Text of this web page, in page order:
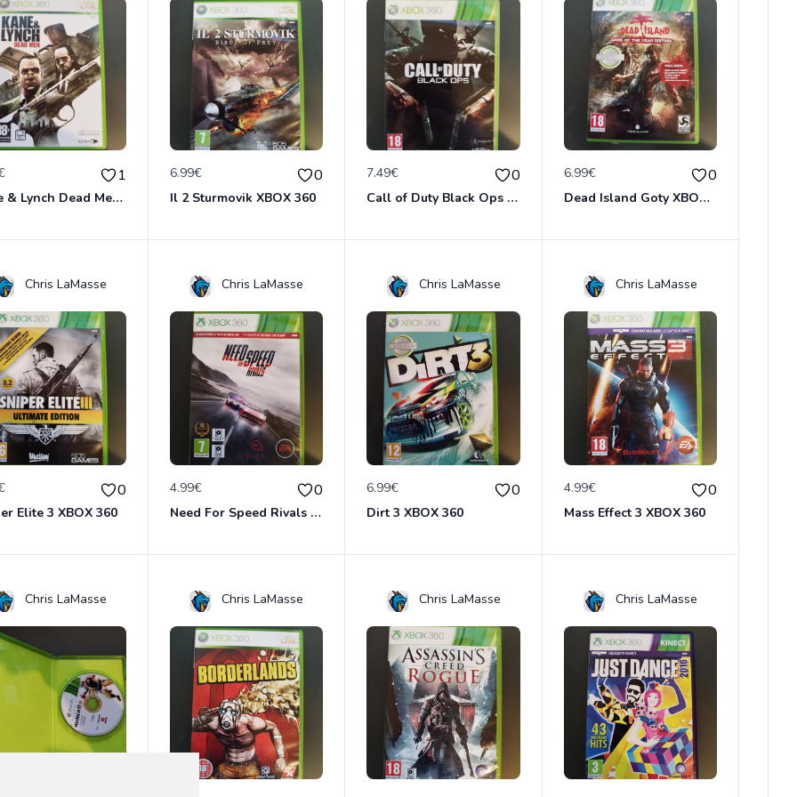
1
Kane & Lynch Dead Men XBOX 360
6.99€ 0
Il 2 Sturmovik XBOX 360
7.49€ 0
Call of Duty Black Ops XBOX 360
6.99€ 0
Dead Island Goty XBOX 360
Chris LaMasse
0
Elite 3 XBOX 360
Chris LaMasse
4.99€ 0
Need For Speed Rivals XBOX 360
Chris LaMasse
6.99€ 0
Dirt 3 XBOX 360
Chris LaMasse
4.99€ 0
Mass Effect 3 XBOX 360
Chris LaMasse Chris LaMasse Chris LaMasse Chris LaMasse